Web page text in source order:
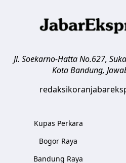
Jl. Soekarno-Hatta No.627,
Kota Bandung,
Kupas Perkara
Bogor Raya
Bandung Raya